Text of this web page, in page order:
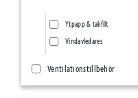
Ytpapp & takfilt
Vindavledares
Ventilationstillbehör